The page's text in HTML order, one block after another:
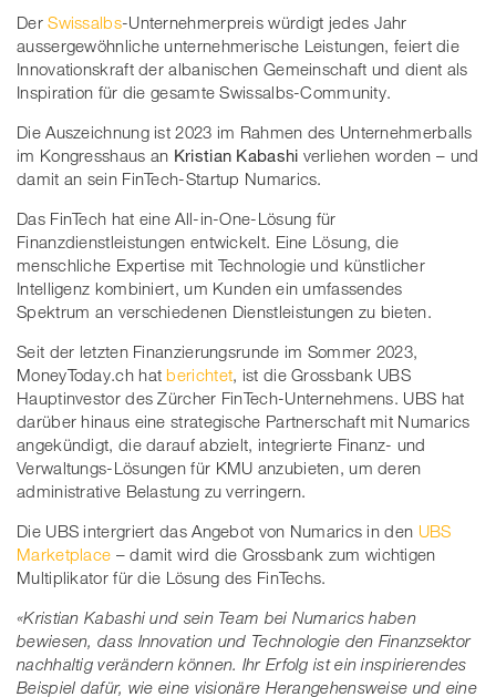
DerSwissalbs-Unternehmerpreis würdigt jedes Jahr
aussergewöhnliche unternehmerische Leistungen, feiert die
Innovationskraft der albanischen Gemeinschaft und dient als
Inspiration für die gesamte Swissalbs-Community.
Die Auszeichnung ist 2023 im Rahmen des Unternehmerballs
im Kongresshaus an Kristian Kabashi verliehen worden – und
damit an sein FinTech-Startup Numarics.
Das FinTech hat eine All-in-One-Lösung für
Finanzdienstleistungen entwickelt. Eine Lösung, die
menschliche Expertise mit Technologie und künstlicher
Intelligenz kombiniert, um Kunden ein umfassendes
Spektrum an verschiedenen Dienstleistungen zu bieten.
Seit der letzten Finanzierungsrunde im Sommer 2023,
MoneyToday.ch hatberichtet , ist die Grossbank UBS
Hauptinvestor des Zürcher FinTech-Unternehmens. UBS hat
darüber hinaus eine strategische Partnerschaft mit Numarics
angekündigt, die darauf abzielt, integrierte Finanz- und
Verwaltungs-Lösungen für KMU anzubieten, um deren
administrative Belastung zu verringern.
Die UBS intergriert das Angebot von Numarics in den UBS
Marketplace – damit wird die Grossbank zum wichtigen
Multiplikator für die Lösung des FinTechs.
«Kristian Kabashi und sein Team bei Numarics haben
bewiesen, dass Innovation und Technologie den Finanzsektor
nachhaltig verändern können. Ihr Erfolg ist ein inspirierendes
Beispiel dafür, wie eine visionäre Herangehensweise und eine